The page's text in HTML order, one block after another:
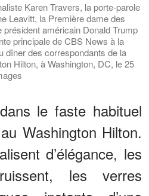
Karen Travers, la porte-parole
Leavitt, la Première dame des
américain Donald Trump
principale de CBS News à la
dîner des correspondants de la
Hilton, à Washington, DC, le 25
le faste habituel
Washington Hilton.
d’élégance, les
les verres